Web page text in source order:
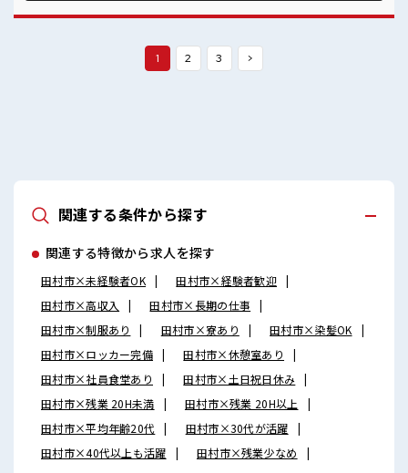
代活躍中の職場です☆ 一息つける休憩スペースもあります！
1 2 3 >
関連する条件から探す
関連する特徴から求人を探す
田村市×未経験者OK
田村市×経験者歓迎
田村市×高収入
田村市×長期の仕事
田村市×制服あり
田村市×寮あり
田村市×染髪OK
田村市×ロッカー完備
田村市×休憩室あり
田村市×社員食堂あり
田村市×土日祝日休み
田村市×残業 20H未満
田村市×残業 20H以上
田村市×平均年齢20代
田村市×30代が活躍
田村市×40代以上も活躍
田村市×残業少なめ